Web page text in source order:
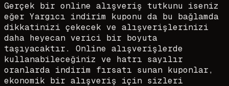
Gerçek bir online alışveriş tutkunu iseniz
eğer Yargıcı indirim kuponu da bu bağlamda
dikkatinizi çekecek ve alışverişlerinizi
daha heyecan verici bir boyuta
taşıyacaktır. Online alışverişlerde
kullanabileceğiniz ve hatrı sayılır
oranlarda indirim fırsatı sunan kuponlar,
ekonomik bir alışveriş için sizleri